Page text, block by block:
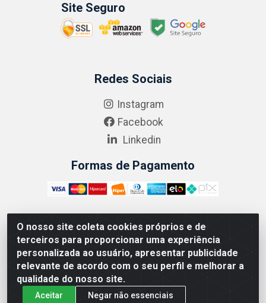
O nosso site coleta cookies próprios e de
terceiros para proporcionar uma experiência
personalizada ao usuário, apresentar publicidade
relevante de acordo com o seu perfil e melhorar a
qualidade do nosso site.
Aceitar Negar não essenciais
Site Seguro
Redes Sociais
Instagram
Facebook
Linkedin
Formas de Pagamento
ABRASEG COMÉRCIO ATACADISTA LTDA - CNPJ:
10.894.768/0001-00 - Avenida Lobo Júnior, 1045 -
Penha Circular - Rio de Janeiro - RJ - CEP 21020-124